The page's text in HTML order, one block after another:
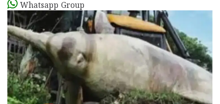
Whatsapp Group